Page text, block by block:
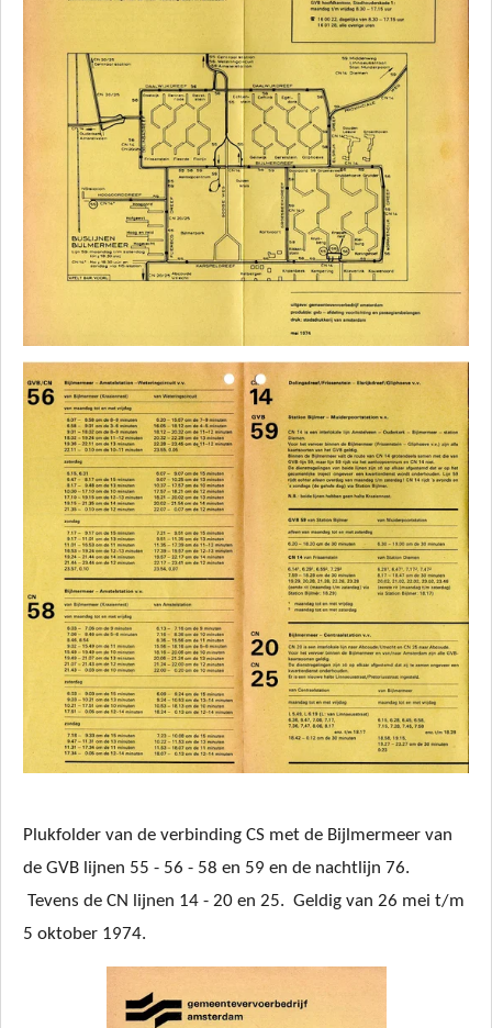
Plukfolder van de verbinding CS met de Bijlmermeer van
de GVB lijnen 55 - 56 - 58 en 59 en de nachtlijn 76.
Tevens de CN lijnen 14 - 20 en 25. Geldig van 26 mei t/m
5 oktober 1974.